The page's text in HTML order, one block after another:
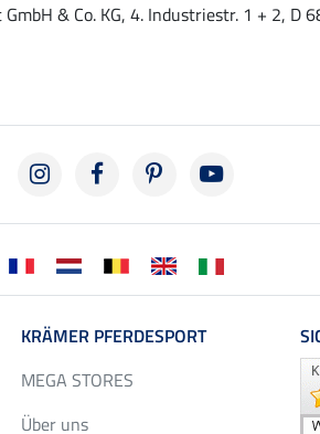
& Co. KG, 4. Industriestr. 1 + 2, D
KRÄMER PFERDESPORT
MEGA STORES
Über uns